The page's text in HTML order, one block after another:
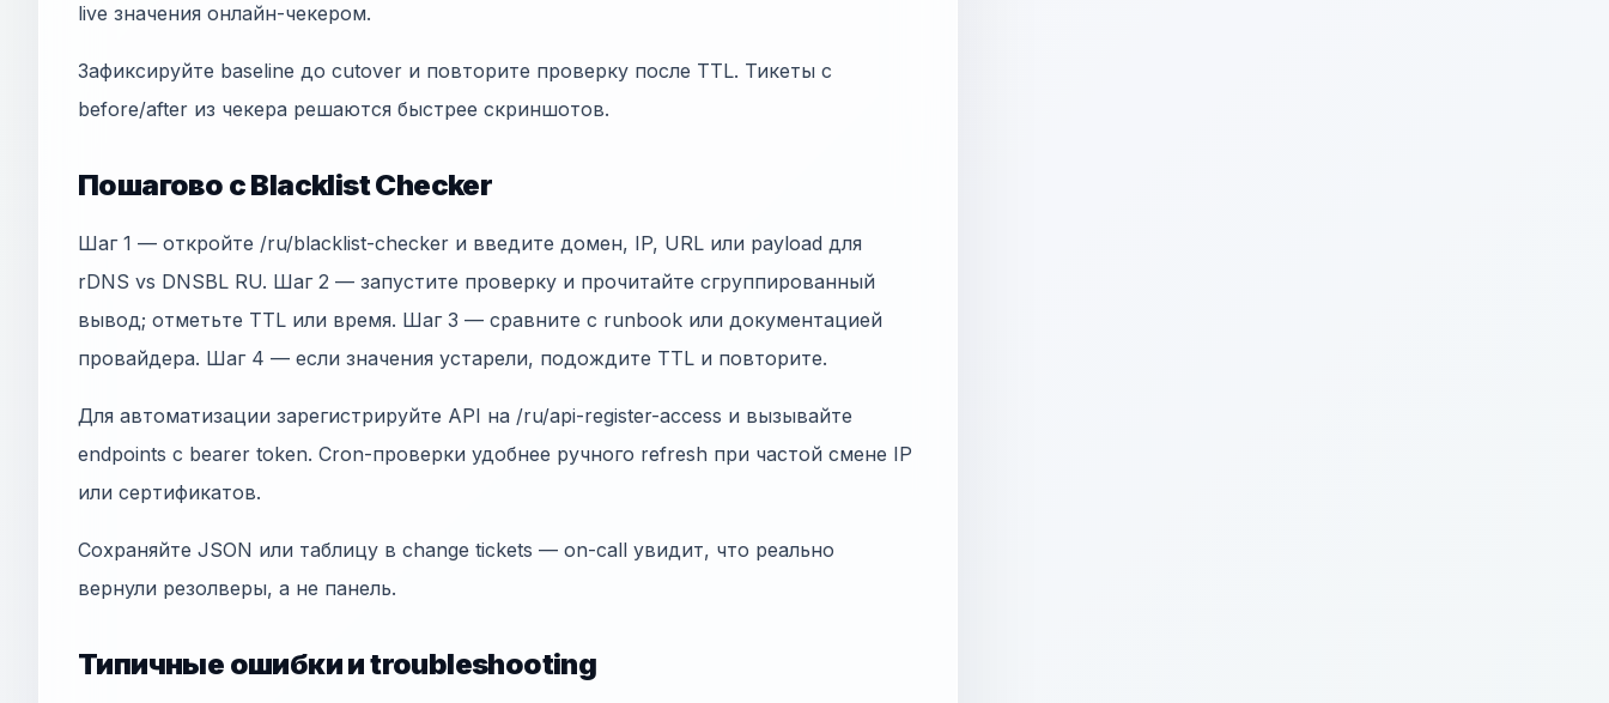
live значения онлайн-чекером.
Зафиксируйте baseline до cutover и повторите проверку после TTL. Тикеты с
before/after из чекера решаются быстрее скриншотов.
Пошагово с Blacklist Checker
Шаг 1 — откройте /ru/blacklist-checker и введите домен, IP, URL или payload для
rDNS vs DNSBL RU. Шаг 2 — запустите проверку и прочитайте сгруппированный
вывод; отметьте TTL или время. Шаг 3 — сравните с runbook или документацией
провайдера. Шаг 4 — если значения устарели, подождите TTL и повторите.
Для автоматизации зарегистрируйте API на /ru/api-register-access и вызывайте
endpoints с bearer token. Cron-проверки удобнее ручного refresh при частой смене IP
или сертификатов.
Сохраняйте JSON или таблицу в change tickets — on-call увидит, что реально
вернули резолверы, а не панель.
Типичные ошибки и troubleshooting